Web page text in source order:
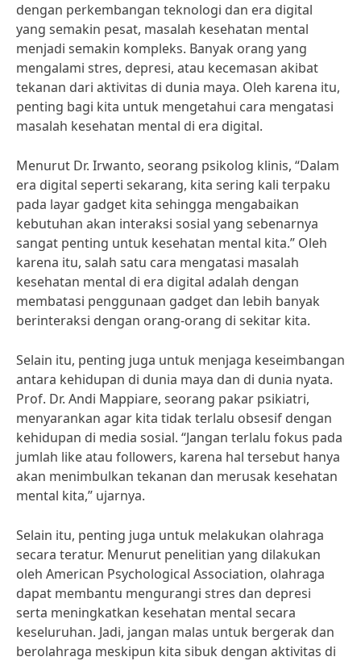
dengan perkembangan teknologi dan era digital
yang semakin pesat, masalah kesehatan mental
menjadi semakin kompleks. Banyak orang yang
mengalami stres, depresi, atau kecemasan akibat
tekanan dari aktivitas di dunia maya. Oleh karena itu,
penting bagi kita untuk mengetahui cara mengatasi
masalah kesehatan mental di era digital.
Menurut Dr. Irwanto, seorang psikolog klinis, “Dalam
era digital seperti sekarang, kita sering kali terpaku
pada layar gadget kita sehingga mengabaikan
kebutuhan akan interaksi sosial yang sebenarnya
sangat penting untuk kesehatan mental kita.” Oleh
karena itu, salah satu cara mengatasi masalah
kesehatan mental di era digital adalah dengan
membatasi penggunaan gadget dan lebih banyak
berinteraksi dengan orang-orang di sekitar kita.
Selain itu, penting juga untuk menjaga keseimbangan
antara kehidupan di dunia maya dan di dunia nyata.
Prof. Dr. Andi Mappiare, seorang pakar psikiatri,
menyarankan agar kita tidak terlalu obsesif dengan
kehidupan di media sosial. “Jangan terlalu fokus pada
jumlah like atau followers, karena hal tersebut hanya
akan menimbulkan tekanan dan merusak kesehatan
mental kita,” ujarnya.
Selain itu, penting juga untuk melakukan olahraga
secara teratur. Menurut penelitian yang dilakukan
oleh American Psychological Association, olahraga
dapat membantu mengurangi stres dan depresi
serta meningkatkan kesehatan mental secara
keseluruhan. Jadi, jangan malas untuk bergerak dan
berolahraga meskipun kita sibuk dengan aktivitas di